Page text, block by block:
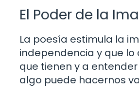
El Poder de la
La poesía estimula la
independencia y que
que tienen y a
algo puede hacernos